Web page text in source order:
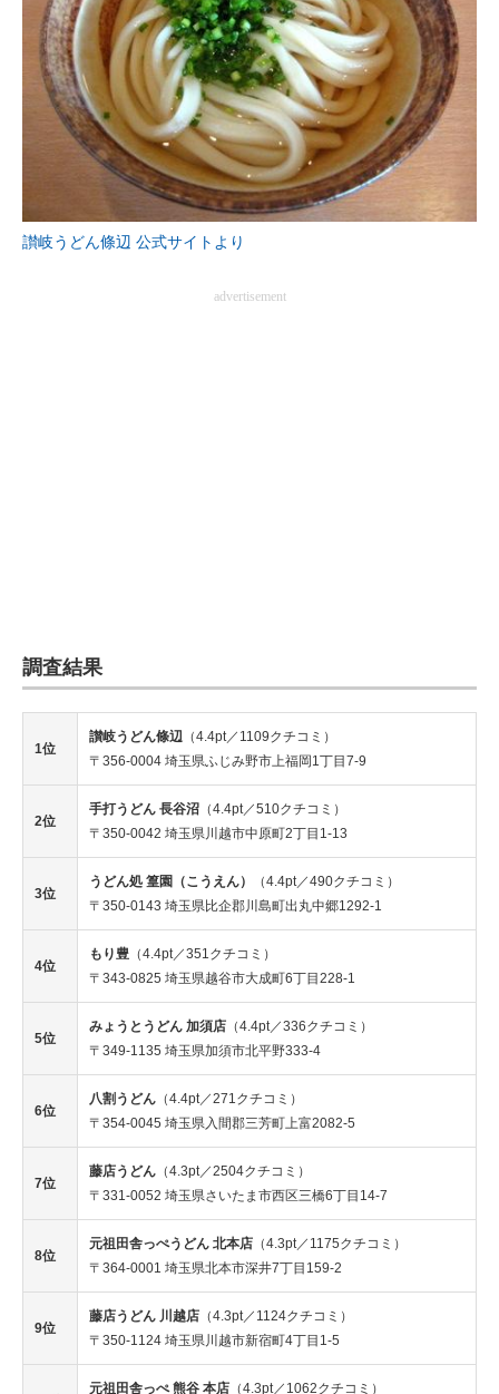
讃岐うどん條辺 公式サイトより
advertisement
調査結果
1位
讃岐うどん條辺 （4.4pt／1109クチコミ）
〒356-0004 埼玉県ふじみ野市上福岡1丁目7-9
2位
手打うどん 長谷沼 （4.4pt／510クチコミ）
〒350-0042 埼玉県川越市中原町2丁目1-13
3位
うどん処 篁園（こうえん）
（4.4pt／490クチコミ）
〒350-0143 埼玉県比企郡川島町出丸中郷1292-1
4位
もり豊 （4.4pt／351クチコミ）
〒343-0825 埼玉県越谷市大成町6丁目228-1
5位
みょうとうどん 加須店 （4.4pt／336クチコミ）
〒349-1135 埼玉県加須市北平野333-4
6位
八割うどん （4.4pt／271クチコミ）
〒354-0045 埼玉県入間郡三芳町上富2082-5
7位
藤店うどん （4.3pt／2504クチコミ）
〒331-0052 埼玉県さいたま市西区三橋6丁目14-7
8位
元祖田舎っぺうどん 北本店 （4.3pt／1175クチコミ）
〒364-0001 埼玉県北本市深井7丁目159-2
9位
藤店うどん 川越店 （4.3pt／1124クチコミ）
〒350-1124 埼玉県川越市新宿町4丁目1-5
元祖田舎っぺ 熊谷 本店 （4.3pt／1062クチコミ）